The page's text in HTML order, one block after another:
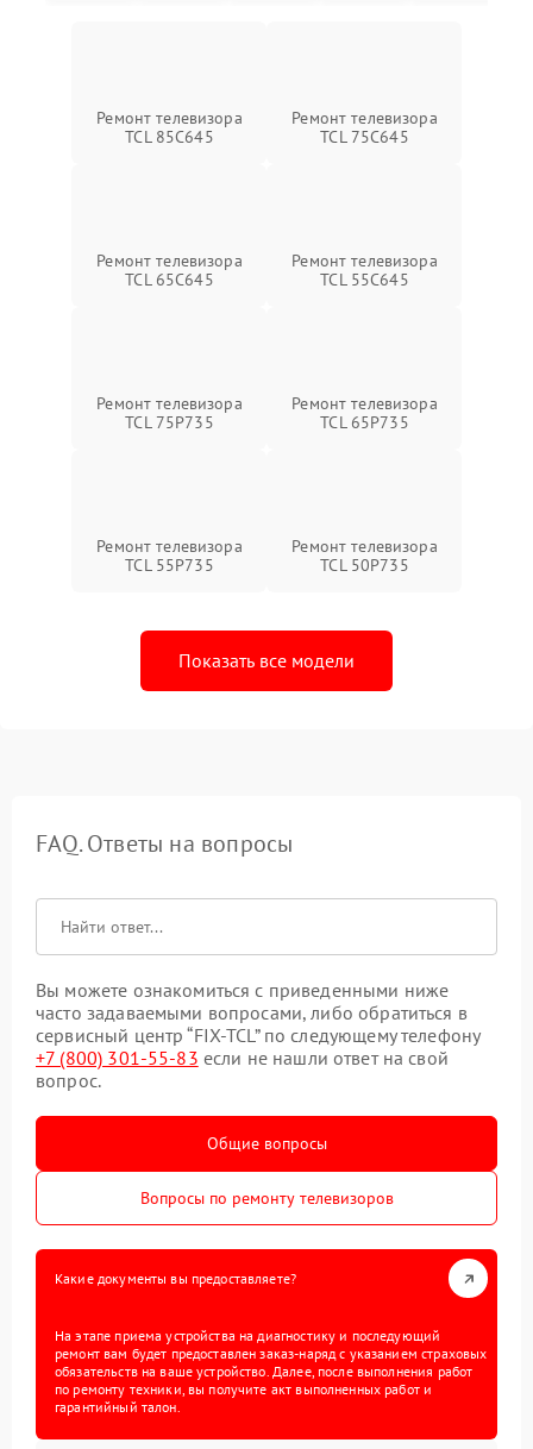
Ремонт телевизора
TCL 85C645
Ремонт телевизора
TCL 75C645
Ремонт телевизора
TCL 65C645
Ремонт телевизора
TCL 55C645
Ремонт телевизора
TCL 75P735
Ремонт телевизора
TCL 65P735
Ремонт телевизора
TCL 55P735
Ремонт телевизора
TCL 50P735
Показать все модели
FAQ. Ответы на вопросы
Вы можете ознакомиться с приведенными ниже
часто задаваемыми вопросами, либо обратиться в
сервисный центр “FIX-TCL” по следующему телефону
+7 (800) 301-55-83 если не нашли ответ на свой
вопрос.
Общие вопросы
Вопросы по ремонту телевизоров
Какие документы вы предоставляете?
На этапе приема устройства на диагностику и последующий
ремонт вам будет предоставлен заказ-наряд с указанием страховых
обязательств на ваше устройство. Далее, после выполнения работ
по ремонту техники, вы получите акт выполненных работ и
гарантийный талон.